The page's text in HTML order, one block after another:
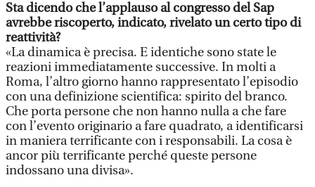
Sta dicendo che l’applauso al congresso del Sap
avrebbe riscoperto, indicato, rivelato un certo tipo di
reattività?
«La dinamica è precisa. E identiche sono state le
reazioni immediatamente successive. In molti a
Roma, l’altro giorno hanno rappresentato l’episodio
con una definizione scientifica: spirito del branco.
Che porta persone che non hanno nulla a che fare
con l’evento originario a fare quadrato, a identificarsi
in maniera terrificante con i responsabili. La cosa è
ancor più terrificante perché queste persone
indossano una divisa».